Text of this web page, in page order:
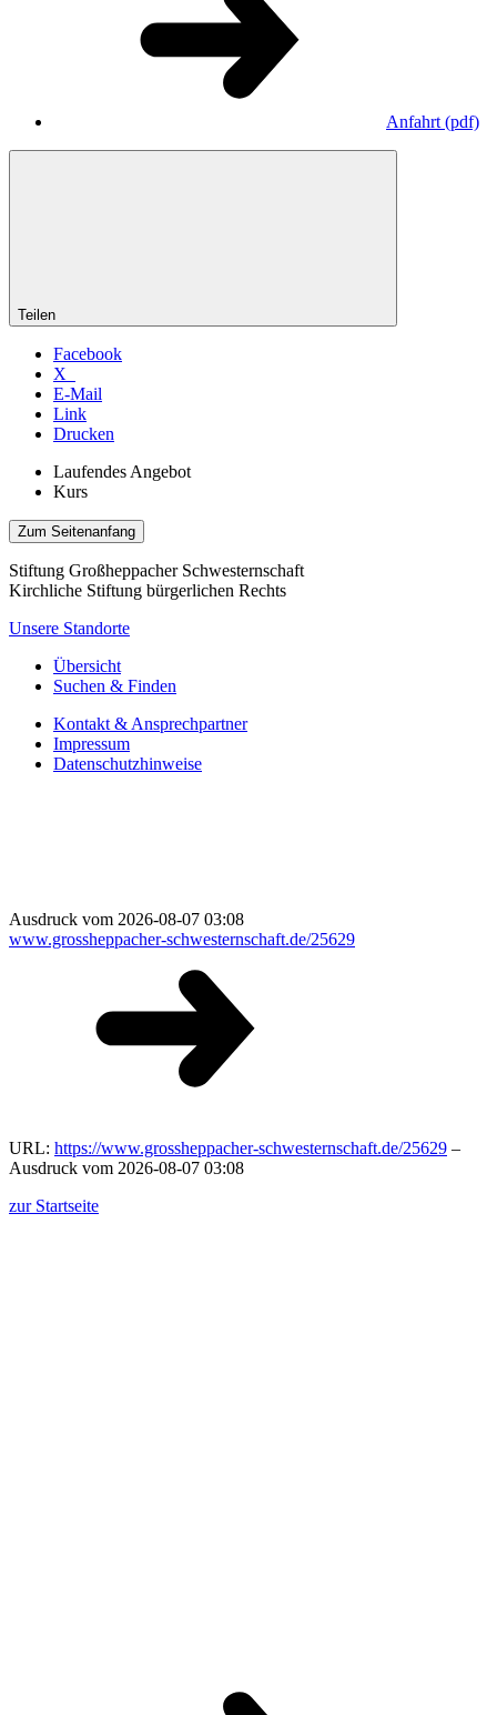
Anfahrt (pdf)
Teilen
Facebook
X
E-Mail
Link
Drucken
Laufendes Angebot
Kurs
Zum Seitenanfang
Stiftung Großheppacher Schwesternschaft
Kirchliche Stiftung bürgerlichen Rechts
Unsere Standorte
Übersicht
Suchen & Finden
Kontakt & Ansprechpartner
Impressum
Datenschutzhinweise
Ausdruck vom 2026-08-07 03:08
www.grossheppacher-schwesternschaft.de/25629
URL: https://www.grossheppacher-schwesternschaft.de/25629 –
Ausdruck vom 2026-08-07 03:08
zur Startseite